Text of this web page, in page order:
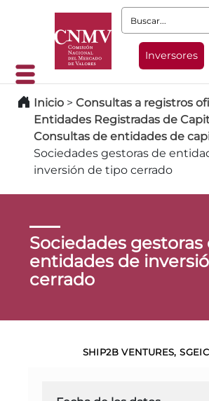
Buscar:
Inversores
Inicio > Consultas a registros
Entidades Registradas de
Consultas de entidades de
Sociedades gestoras de
inversión de tipo cerrado
Sociedades gestoras
entidades de
cerrado
SHIP2B VENTURES,